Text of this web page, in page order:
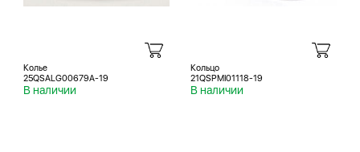
Колье
25QSALG00679A-19
В наличии
Кольцо
21QSPMI01118-19
В наличии